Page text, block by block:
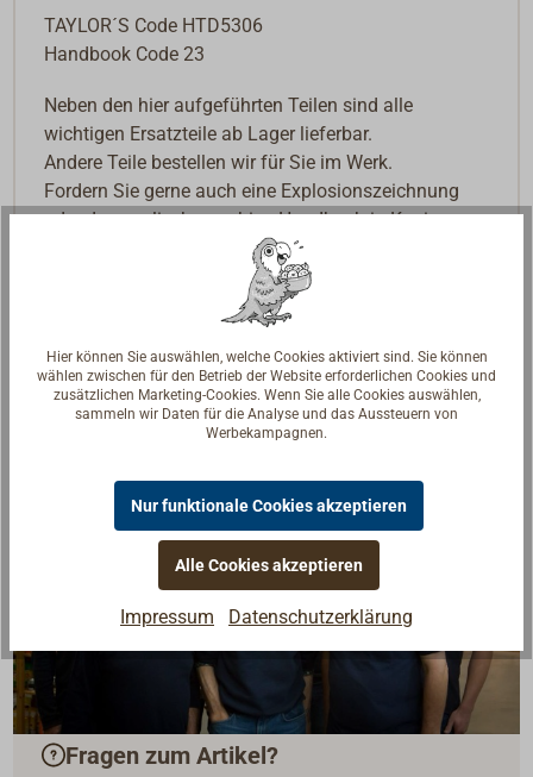
TAYLOR´S Code HTD5306
Handbook Code 23
Neben den hier aufgeführten Teilen sind alle
wichtigen Ersatzteile ab Lager lieferbar.
Andere Teile bestellen wir für Sie im Werk.
Fordern Sie gerne auch eine Explosionszeichnung
oder das englischsprachige Handbuch in Kopie an.
Fragen zum Artikel?
Hier können Sie auswählen, welche Cookies aktiviert sind. Sie können
wählen zwischen für den Betrieb der Website erforderlichen Cookies und
zusätzlichen Marketing-Cookies. Wenn Sie alle Cookies auswählen,
sammeln wir Daten für die Analyse und das Aussteuern von
Werbekampagnen.
Nur funktionale Cookies akzeptieren
Alle Cookies akzeptieren
Impressum Datenschutzerklärung